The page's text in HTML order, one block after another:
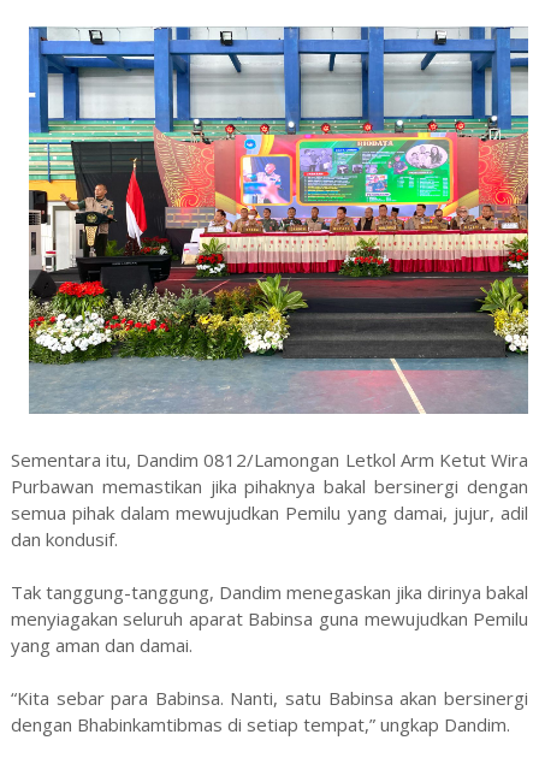
Sementara itu, Dandim 0812/Lamongan Letkol Arm Ketut Wira
Purbawan memastikan jika pihaknya bakal bersinergi dengan
semua pihak dalam mewujudkan Pemilu yang damai, jujur, adil
dan kondusif.
Tak tanggung-tanggung, Dandim menegaskan jika dirinya bakal
menyiagakan seluruh aparat Babinsa guna mewujudkan Pemilu
yang aman dan damai.
“Kita sebar para Babinsa. Nanti, satu Babinsa akan bersinergi
dengan Bhabinkamtibmas di setiap tempat,” ungkap Dandim.